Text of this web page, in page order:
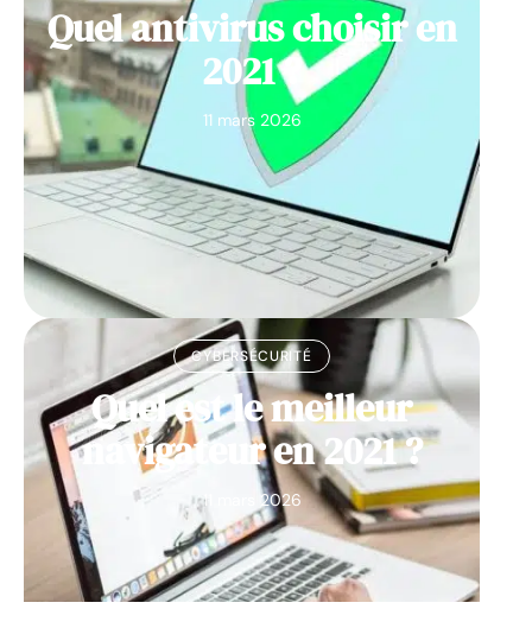
Quel antivirus choisir en
2021 ?
11 mars 2026
CYBERSÉCURITÉ
Quel est le meilleur
navigateur en 2021 ?
11 mars 2026